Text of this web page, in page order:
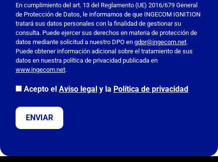
o
r
f
a
v
o
r
,
e
s
En cumplimiento del art. 13 del Reglamento (UE) 2016/679 General
de Protección de Datos, le informamos de que INGECOM IGNITION
tratará sus datos personales con la finalidad de gestionar su
consulta. Puede ejercer sus derechos en materia de protección de
datos mediante solicitud a nuestro DPO en gdpr@ingecom.net.
Puede obtener información adicional sobre el tratamiento de sus
datos en nuestra política de privacidad publicada en
www.ingecom.net.
Acepto el Aviso legal y la Política de privacidad